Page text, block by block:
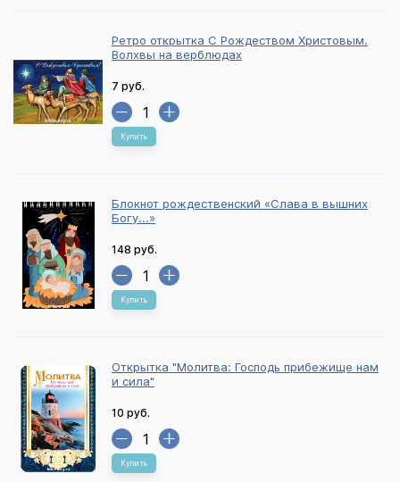
Ретро открытка С Рождеством Христовым.
Волхвы на верблюдах
7 руб.
Купить
Блокнот рождественский «Слава в вышних
Богу...»
148 руб.
Купить
Открытка "Молитва: Господь прибежище нам
и сила"
10 руб.
Купить